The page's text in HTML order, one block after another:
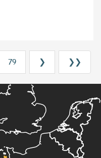
79 ❯ ❯❯